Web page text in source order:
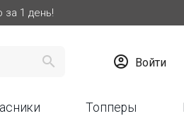
за 1 день!
  Войти
Топперы